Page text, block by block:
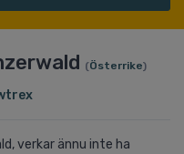
(Österrike)
verkar ännu inte ha